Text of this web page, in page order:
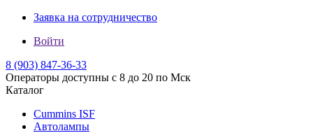
Заявка на сотрудничество
Войти
8 (903) 847-36-33
Операторы доступны с 8 до 20 по Мск
Каталог
Cummins ISF
Автолампы